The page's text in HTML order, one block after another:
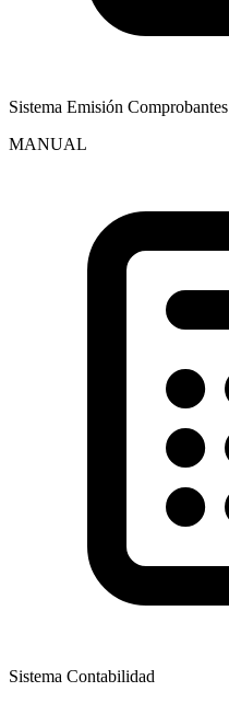
Sistema Emisión Comprobantes
MANUAL
Sistema Contabilidad